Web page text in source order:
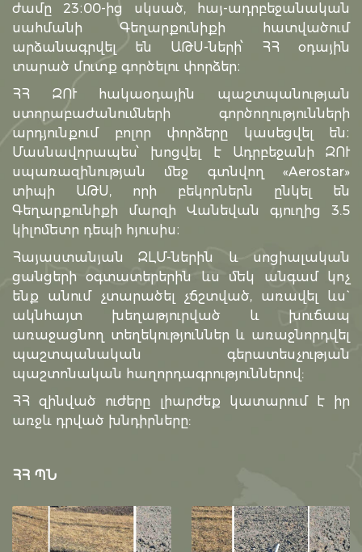
ժամը 23։00-ից սկսած, հայ-ադրբեջանական
սահմանի Գեղարքունիքի հատվածում
արձանագրվել են ԱԹՍ-ների՝ ՀՀ օդային
տարած մուտք գործելու փորձեր։
ՀՀ ԶՈՒ հակաօդային պաշտպանության
ստորաբաժանումների գործողությունների
արդյունքում բոլոր փորձերը կասեցվել են։
Մասնավորապես՝ խոցվել է Ադրբեջանի ԶՈՒ
սպառազինության մեջ գտնվող «Aerostar»
տիպի ԱԹՍ, որի բեկորներն ընկել են
Գեղարքունիքի մարզի Վանեվան գյուղից 3.5
կիլոմետր դեպի հյուսիս։
Հայաստանյան ԶԼՄ-ներին և սոցիալական
ցանցերի օգտատերերին ևս մեկ անգամ կոչ
ենք անում չտարածել չճշտված, առավել ևս`
ակնհայտ խեղաթյուրված և խուճապ
առաջացնող տեղեկություններ և առաջնորդվել
պաշտպանական գերատեսչության
պաշտոնական հաղորդագրություններով:
ՀՀ զինված ուժերը լիարժեք կատարում է իր
առջև դրված խնդիրները:
ՀՀ ՊՆ